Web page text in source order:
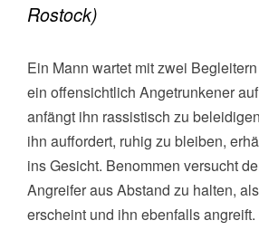
Rostock)
Ein Mann wartet mit zwei
ein offensichtlich Angetrunkener
anfängt ihn rassistisch zu
ihn auffordert, ruhig zu bleiben,
ins Gesicht. Benommen versucht
Angreifer aus Abstand zu halten,
erscheint und ihn ebenfalls